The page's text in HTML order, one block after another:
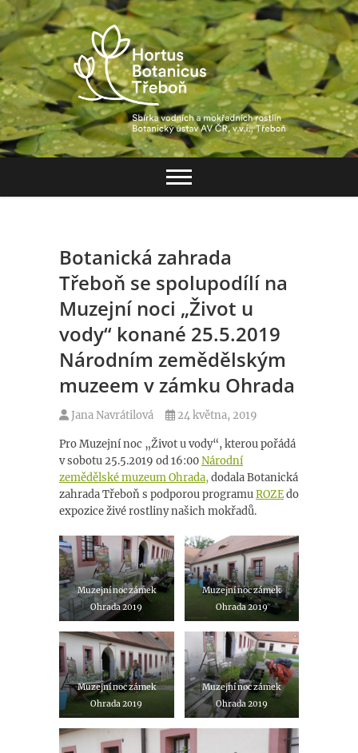
Skip
to
content
Hortus Botanicus
Třeboň
Botanická zahrada
Třeboň se spolupodílí na
Muzejní noci „Život u
vody“ konané 25.5.2019
Národním zemědělským
muzeem v zámku Ohrada
Jana Navrátilová 24 května, 2019
Pro Muzejní noc „Život u vody“, kterou pořádá
v sobotu 25.5.2019 od 16:00Národní
zemědělské muzeum Ohrada,dodala Botanická
zahrada Třeboň s podporou programuROZEdo
expozice živé rostliny našich mokřadů.
Muzejní noc zámek
Ohrada 2019
Muzejní noc zámek
Ohrada 2019
Muzejní noc zámek
Ohrada 2019
Muzejní noc zámek
Ohrada 2019